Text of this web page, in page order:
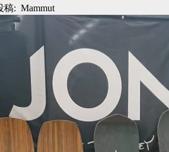
稿: Mammut